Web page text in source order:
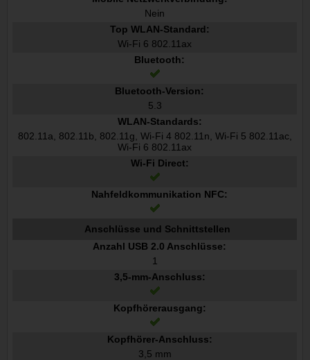
Nein
Top WLAN-Standard:
Wi-Fi 6 802.11ax
Bluetooth:
Bluetooth-Version:
5.3
WLAN-Standards:
802.11a, 802.11b, 802.11g, Wi-Fi 4 802.11n, Wi-Fi 5 802.11ac,
Wi-Fi 6 802.11ax
Wi-Fi Direct:
Nahfeldkommunikation NFC:
Anschlüsse und Schnittstellen
Anzahl USB 2.0 Anschlüsse:
1
3,5-mm-Anschluss:
Kopfhörerausgang:
Kopfhörer-Anschluss:
3,5 mm